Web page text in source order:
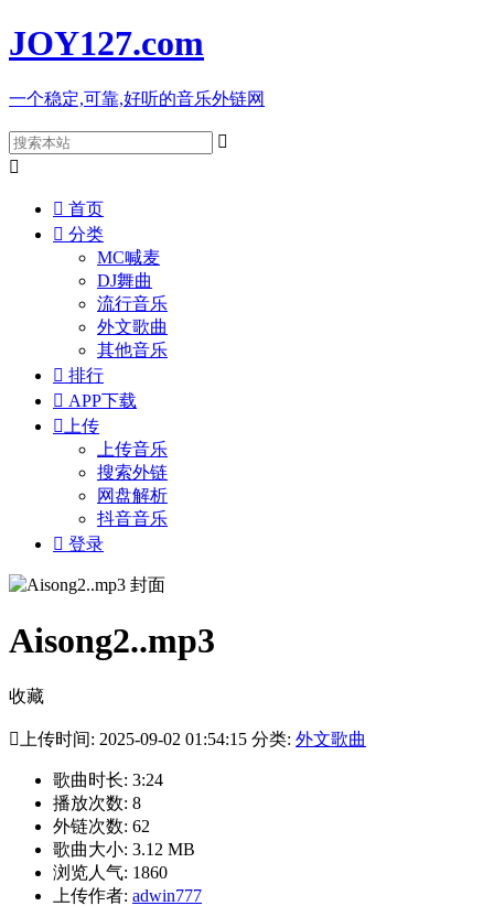
JOY127.com
一个稳定,可靠,好听的音乐外链网


 首页
 分类
MC喊麦
DJ舞曲
流行音乐
外文歌曲
其他音乐
 排行
 APP下载
 上传
上传音乐
搜索外链
网盘解析
抖音音乐
 登录
Aisong2..mp3
收藏
 上传时间: 2025-09-02 01:54:15 分类: 外文歌曲
歌曲时长: 3:24
播放次数: 8
外链次数: 62
歌曲大小: 3.12 MB
浏览人气: 1860
上传作者: adwin777